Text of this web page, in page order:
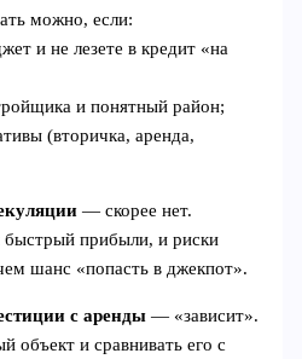
можно, если:
и не лезете в кредит «на
и понятный район;
(вторичка, аренда,
— скорее нет.
быстрый прибыли, и риски
шанс «попасть в джекпот».
с аренды — «зависит».
объект и сравнивать его с